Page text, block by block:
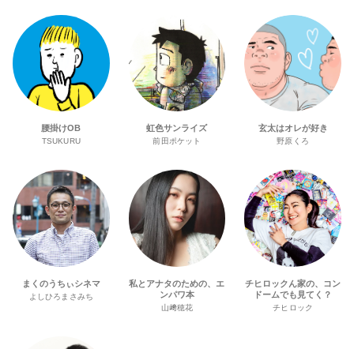
腰掛けOB
TSUKURU
虹色サンライズ
前田ポケット
玄太はオレが好き
野原くろ
まくのうちぃシネマ
よしひろまさみち
私とアナタのための、エ
ンパワ本
山﨑穂花
チヒロックん家の、コン
ドームでも見てく？
チヒロック